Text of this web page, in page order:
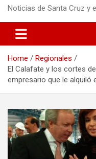
Noticias de Santa Cruz y
Home
Regionales
El Calafate y los cortes
empresario que le alquiló